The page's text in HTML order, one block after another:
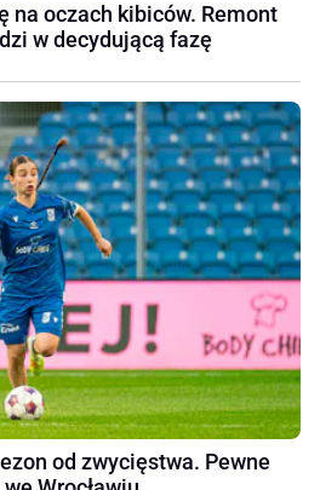
na oczach kibiców. Remont
w decydującą fazę
od zwycięstwa. Pewne